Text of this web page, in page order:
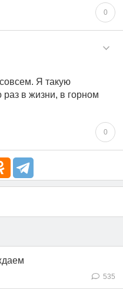
0
Я такую
раз в жизни, в горном
0
535